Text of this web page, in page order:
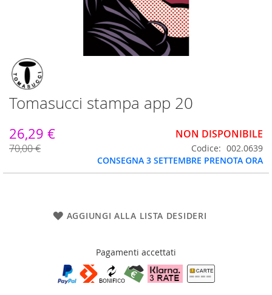
Vai
all'inizio
della
galleria
di
Tomasucci stampa app 20
26,29 €
70,00 €
NON DISPONIBILE
Codice
002.0639
CONSEGNA 3 SETTEMBRE PRENOTA ORA
AGGIUNGI ALLA LISTA DESIDERI
Pagamenti accettati